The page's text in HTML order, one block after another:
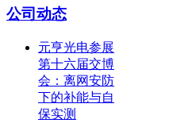
公司动态
元亨光电参展
第十六届交博
会：离网安防
下的补能与自
保实测